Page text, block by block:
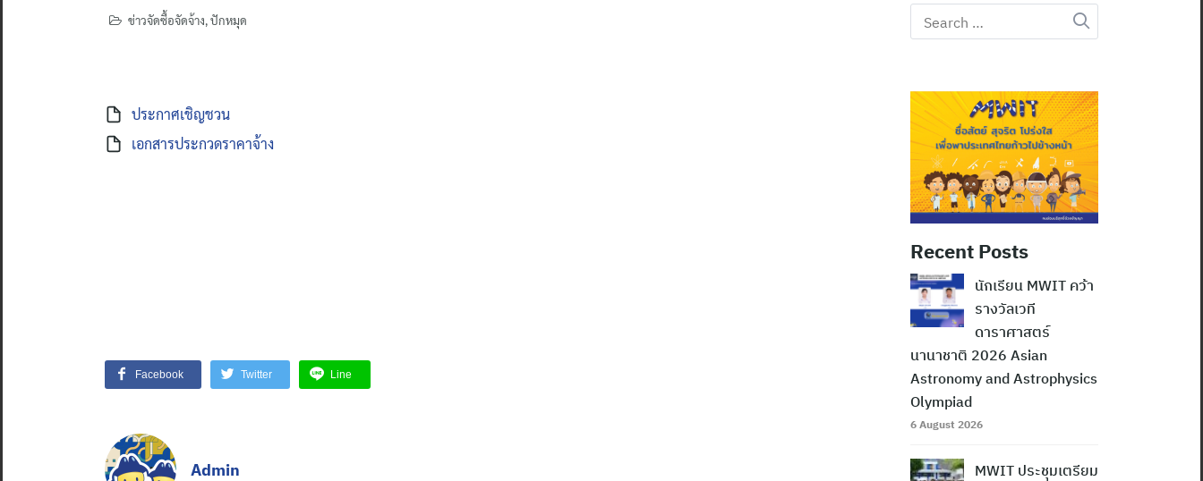
ข่าวจัดซื้อจัดจ้าง,ปักหมุด
ประกาศเชิญชวน
เอกสารประกวดราคาจ้าง
Facebook Twitter Line
Admin
Search
for:
Recent Posts
นักเรียน MWIT คว้า
รางวัลเวที
ดาราศาสตร์
นานาชาติ 2026 Asian
Astronomy and Astrophysics
Olympiad
6 August 2026
MWIT ประชุมเตรียม